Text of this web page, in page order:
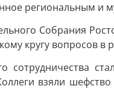
региональным
Собрания
кругу вопросов в
сотрудничества
взяли